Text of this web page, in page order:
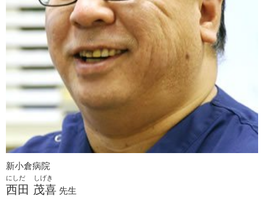
新小倉病院
にしだ しげき
西田 茂喜 先生